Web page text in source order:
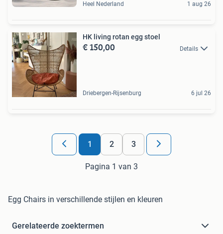
Heel Nederland 1 aug 26
HK living rotan egg stoel
€ 150,00 Details
Driebergen-Rijsenburg 6 jul 26
1 2 3
Pagina 1 van 3
Egg Chairs in verschillende stijlen en kleuren
Gerelateerde zoektermen